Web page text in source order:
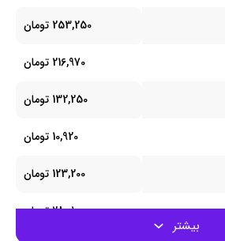
253,250 تومان
216,970 تومان
132,250 تومان
10,920 تومان
123,200 تومان
28,010 تومان